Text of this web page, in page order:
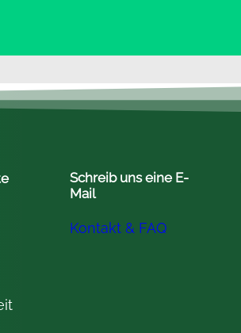
Schreib uns eine E-
Mail
Kontakt & FAQ